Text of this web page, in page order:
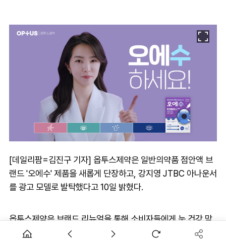
[데일리팜=김진구 기자] 옵투스제약은 일반의약품 점안액 브
랜드 '오에수' 제품을 새롭게 단장하고, 강지영 JTBC 아나운서
를 광고 모델로 발탁했다고 10일 밝혔다.
옵투스제약은 브랜드 리뉴얼을 통해 소비자들에게 눈 건강 맞
춤 솔루션을 효과적으로 전달할 수 있도록 색상별로 구분된 패